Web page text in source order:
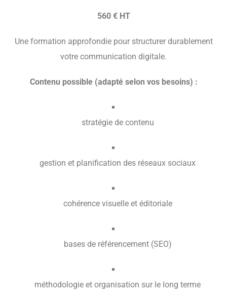
560 € HT
Une formation approfondie pour structurer durablement
votre communication digitale.
Contenu possible (adapté selon vos besoins) :
stratégie de contenu
gestion et planification des réseaux sociaux
cohérence visuelle et éditoriale
bases de référencement (SEO)
méthodologie et organisation sur le long terme